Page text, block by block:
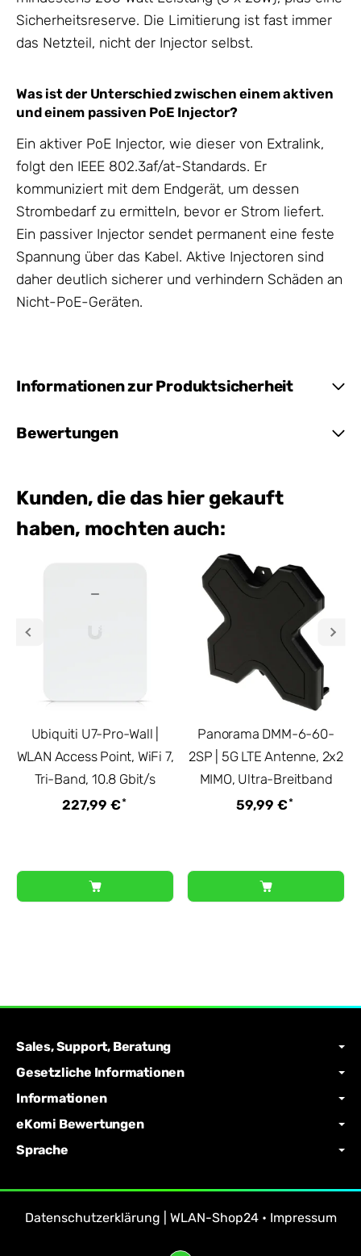
Sicherheitsreserve. Die Limitierung ist fast immer
das Netzteil, nicht der Injector selbst.
Was ist der Unterschied zwischen einem aktiven
und einem passiven PoE Injector?
Ein aktiver PoE Injector, wie dieser von Extralink,
folgt den IEEE 802.3af/at-Standards. Er
kommuniziert mit dem Endgerät, um dessen
Strombedarf zu ermitteln, bevor er Strom liefert.
Ein passiver Injector sendet permanent eine feste
Spannung über das Kabel. Aktive Injectoren sind
daher deutlich sicherer und verhindern Schäden an
Nicht-PoE-Geräten.
Informationen zur Produktsicherheit
Bewertungen
Kunden, die das hier gekauft
haben, mochten auch:
Ubiquiti U7-Pro-Wall |
WLAN Access Point, WiFi 7,
Tri-Band, 10.8 Gbit/s
227,99 €*
Panorama DMM-6-60-
2SP | 5G LTE Antenne, 2x2
MIMO, Ultra-Breitband
59,99 €*
Sales, Support, Beratung
Gesetzliche Informationen
Informationen
eKomi Bewertungen
Sprache
Datenschutzerklärung | WLAN-Shop24 • Impressum